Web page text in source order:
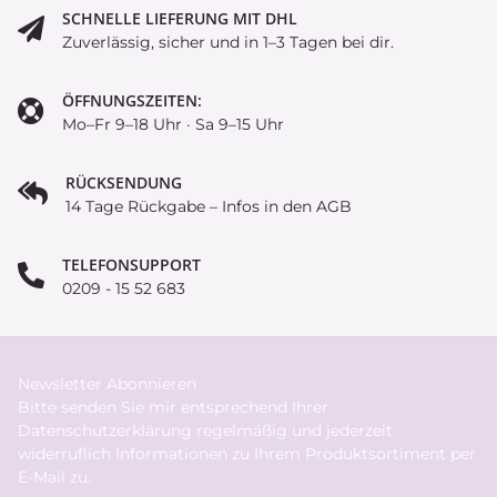
SCHNELLE LIEFERUNG MIT DHL
Zuverlässig, sicher und in 1–3 Tagen bei dir.
ÖFFNUNGSZEITEN:
Mo–Fr 9–18 Uhr · Sa 9–15 Uhr
RÜCKSENDUNG
14 Tage Rückgabe – Infos in den AGB
TELEFONSUPPORT
0209 - 15 52 683
Newsletter Abonnieren
Bitte senden Sie mir entsprechend Ihrer
Datenschutzerklärung regelmäßig und jederzeit
widerruflich Informationen zu Ihrem Produktsortiment per
E-Mail zu.